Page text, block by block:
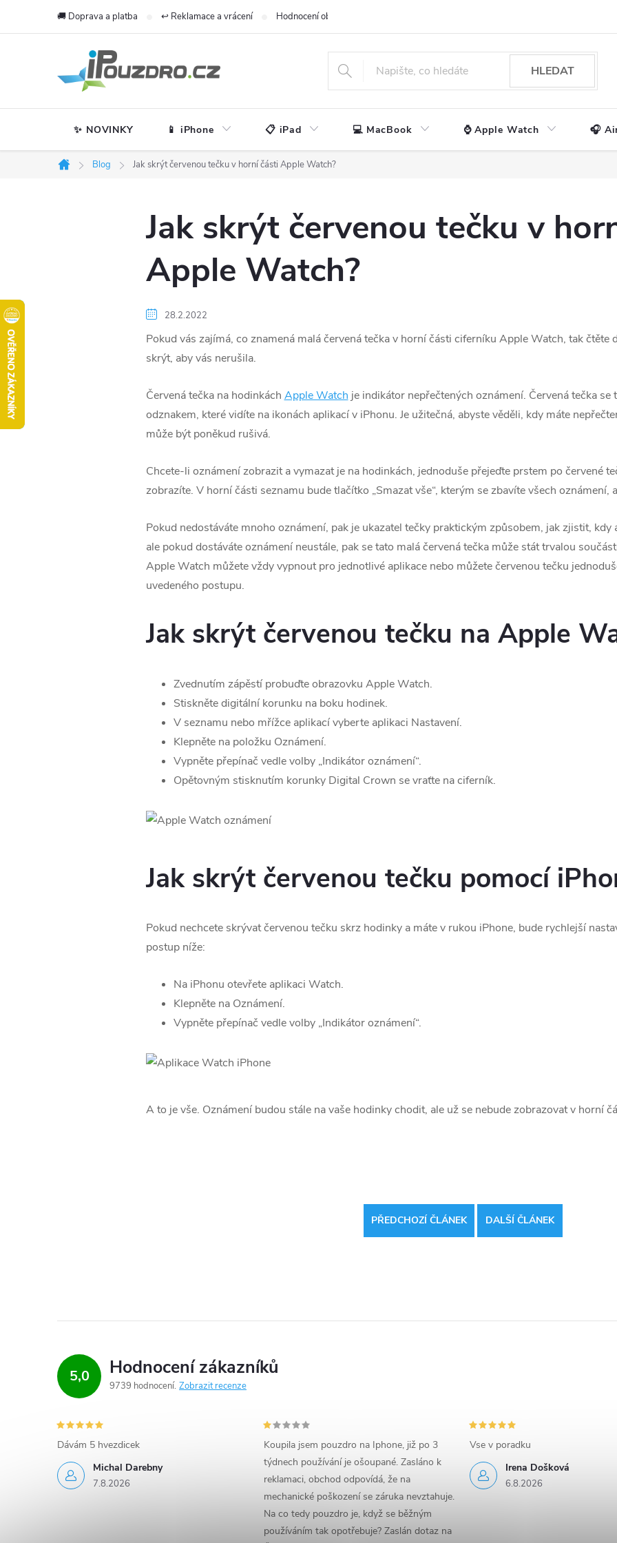
🚚 Doprava a platba ↩️ Reklamace a vrácení Hodnocení obchodu
HLEDAT
✨ NOVINKY 📱 iPhone 📋 iPad 💻 MacBook ⌚ Apple Watch 🎧
Domů
Blog Jak skrýt červenou tečku v horní části Apple Watch?
Jak skrýt červenou tečku v
Apple Watch?
28.2.2022
Pokud vás zajímá, co znamená malá červená tečka v horní části ciferníku Apple Watch, tak čtěte
skrýt, aby vás nerušila.
Červená tečka na hodinkách Apple Watch je indikátor nepřečtených oznámení. Červená tečka
odznakem, které vidíte na ikonách aplikací v iPhonu. Je užitečná, abyste věděli, kdy máte
může být poněkud rušivá.
Chcete-li oznámení zobrazit a vymazat je na hodinkách, jednoduše přejeďte prstem po červené
zobrazíte. V horní části seznamu bude tlačítko „Smazat vše“, kterým se zbavíte všech oznámení,
Pokud nedostáváte mnoho oznámení, pak je ukazatel tečky praktickým způsobem, jak zjistit, kdy
ale pokud dostáváte oznámení neustále, pak se tato malá červená tečka může stát trvalou
Apple Watch můžete vždy vypnout pro jednotlivé aplikace nebo můžete červenou tečku
uvedeného postupu.
Jak skrýt červenou tečku na Apple
Zvednutím zápěstí probuďte obrazovku Apple Watch.
Stiskněte digitální korunku na boku hodinek.
V seznamu nebo mřížce aplikací vyberte aplikaci Nastavení.
Klepněte na položku Oznámení.
Vypněte přepínač vedle volby „Indikátor oznámení“.
Opětovným stisknutím korunky Digital Crown se vraťte na ciferník.
Jak skrýt červenou tečku pomocí
Pokud nechcete skrývat červenou tečku skrz hodinky a máte v rukou iPhone, bude rychlejší
postup níže:
Na iPhonu otevřete aplikaci Watch.
Klepněte na Oznámení.
Vypněte přepínač vedle volby „Indikátor oznámení“.
A to je vše. Oznámení budou stále na vaše hodinky chodit, ale už se nebude zobrazovat v horní
PŘEDCHOZÍ ČLÁNEK DALŠÍ ČLÁNEK
5,0 Hodnocení zákazníků
9739 hodnocení Zobrazit recenze
Michal Darebny
7.8.2026
Dávám 5 hvezdicek
Koupila jsem pouzdro na Iphone, již po 3
týdnech používání je ošoupané. Zasláno k
reklamaci, obchod odpovídá, že na
mechanické poškození se záruka nevztahuje.
Na co tedy pouzdro je, když se běžným
používáním tak opotřebuje? Zaslán dotaz na
Irena Došková
6.8.2026
Vse v poradku